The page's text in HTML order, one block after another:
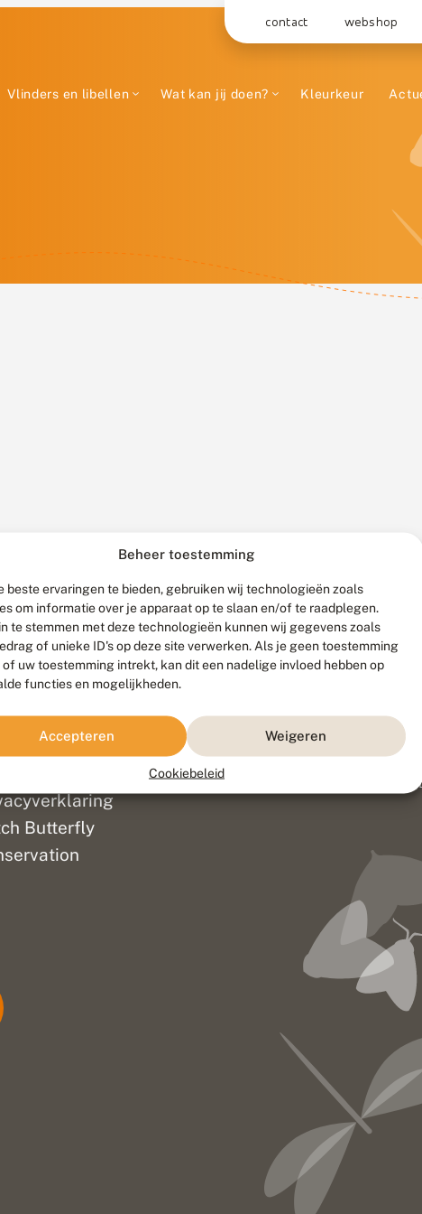
Beheer toestemming
beste ervaringen te bieden, gebruiken wij technologieën zoals
om informatie over je apparaat op te slaan en/of te raadplegen.
te stemmen met deze technologieën kunnen wij gegevens zoals
of unieke ID's op deze site verwerken. Als je geen toestemming
uw toestemming intrekt, kan dit een nadelige invloed hebben op
functies en mogelijkheden.
Accepteren Weigeren
Cookiebeleid
contact webshop
Vlinders en libellen Wat kan jij doen? Kleurkeur
Butterfly
ontwikkeld door Go2People, ontworpen door